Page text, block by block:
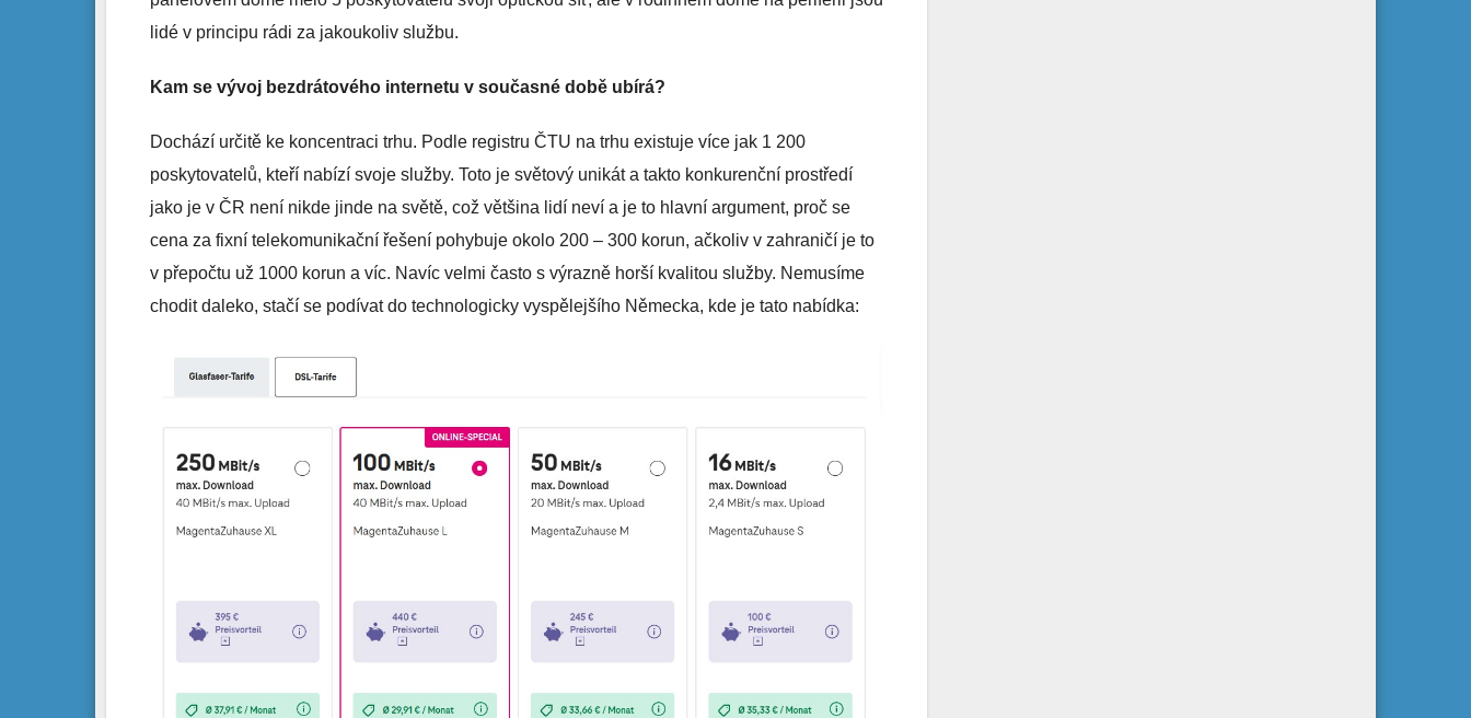
lidé v principu rádi za jakoukoliv službu.
Kam se vývoj bezdrátového internetu v současné době ubírá?
Dochází určitě ke koncentraci trhu. Podle registru ČTU na trhu existuje více jak 1 200
poskytovatelů, kteří nabízí svoje služby. Toto je světový unikát a takto konkurenční prostředí
jako je v ČR není nikde jinde na světě, což většina lidí neví a je to hlavní argument, proč se
cena za fixní telekomunikační řešení pohybuje okolo 200 – 300 korun, ačkoliv v zahraničí je to
v přepočtu už 1000 korun a víc. Navíc velmi často s výrazně horší kvalitou služby. Nemusíme
chodit daleko, stačí se podívat do technologicky vyspělejšího Německa, kde je tato nabídka: